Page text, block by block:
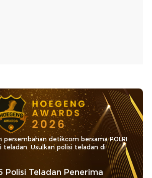
persembahan detikcom bersama POLRI
teladan. Usulkan polisi teladan di
Polisi Teladan Penerima